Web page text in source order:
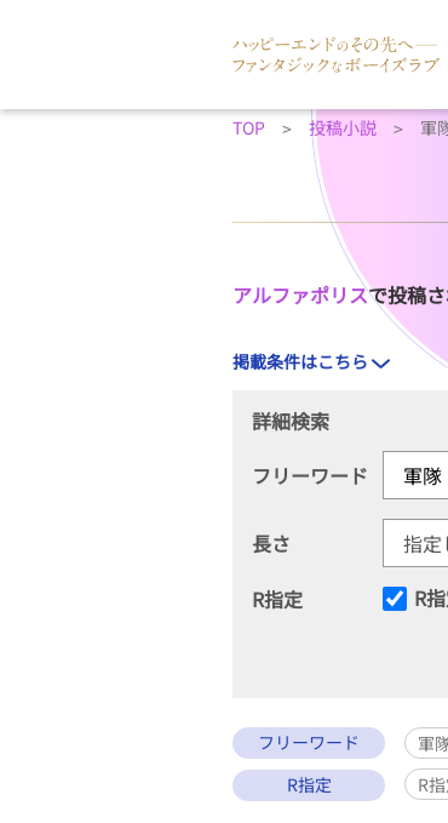
TOP 投稿小説 軍
アルファポリスで投稿
掲載条件はこちら
詳細検索
フリーワード
長さ
R指定
R
フリーワード
軍
R指定
R